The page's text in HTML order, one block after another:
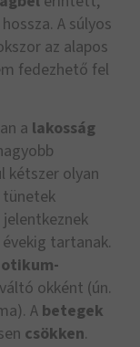
A súlyos
az alapos
fedezhető fel
a lakosság
kétszer olyan
tartanak.
okként (ún.
A betegek
csökken.